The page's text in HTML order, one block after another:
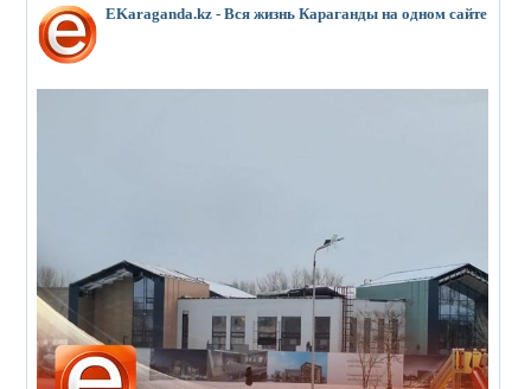
EKaraganda.kz - Вся жизнь Караганды на одном сайте